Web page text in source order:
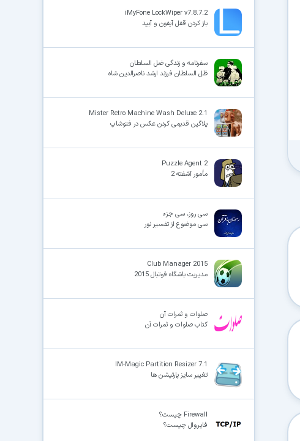
iMyFone LockWiper v7.8.7.2
باز کردن قفل آیفون و آیپد
سفرنامه و زندگی ضل السلطان
ظل السلطان فرزند ارشد ناصرالدین شاه
Mister Retro Machine Wash Deluxe 2.1
پلاگین قدیمی کردن عکس در فتوشاپ
Puzzle Agent 2
مأمور آشفته 2
سی روز، سی جزء
سی موضوع از تفسیر نور
Club Manager 2015
مدیریت باشگاه فوتبال 2015
صلوات و ثمرات آن
کتاب صلوات و ثمرات آن
IM-Magic Partition Resizer 7.1
تغییر سایز پارتیشن ها
Firewall چیست؟
فایروال چیست؟